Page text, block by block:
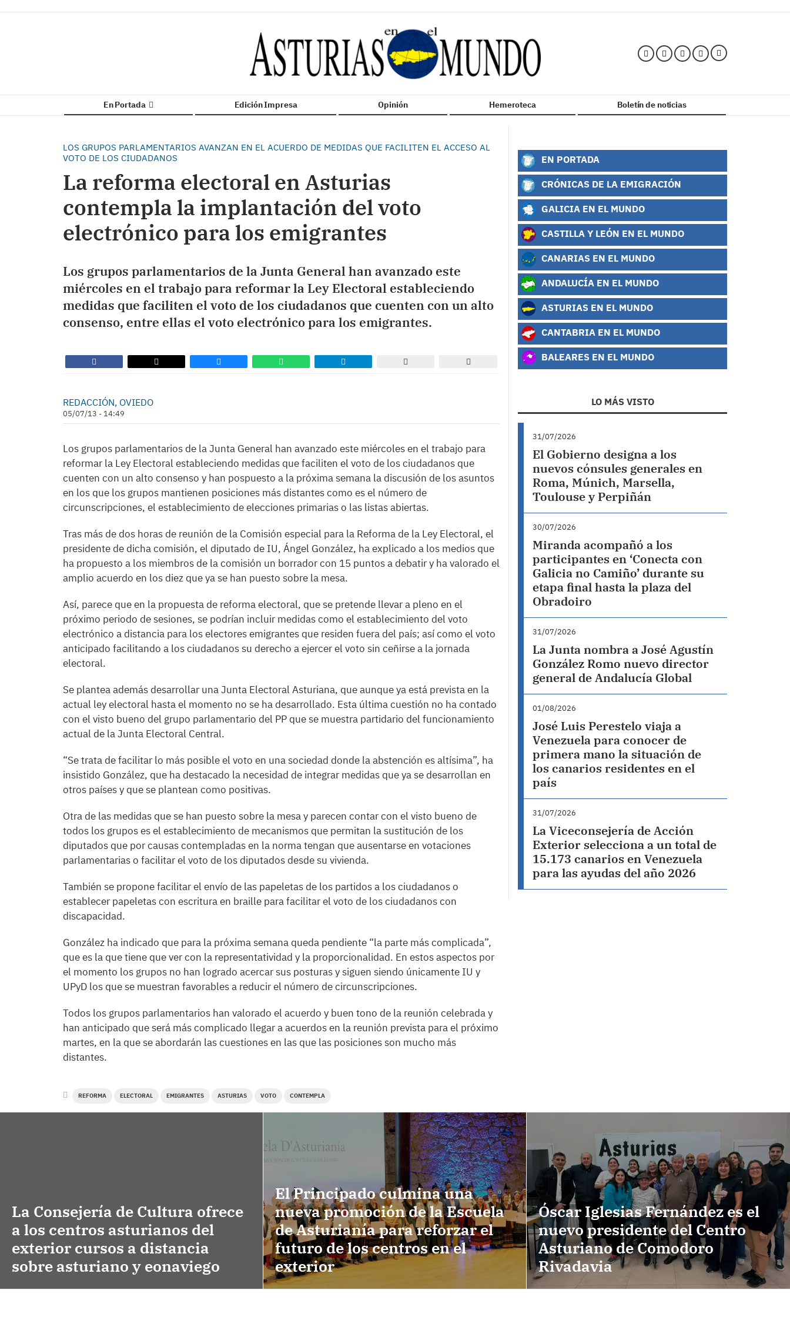
En Portada Edición Impresa Opinión Hemeroteca Boletín de noticias
LOS GRUPOS PARLAMENTARIOS AVANZAN EN EL ACUERDO DE MEDIDAS QUE FACILITEN EL ACCESO AL
VOTO DE LOS CIUDADANOS
La reforma electoral en Asturias
contempla la implantación del voto
electrónico para los emigrantes
Los grupos parlamentarios de la Junta General han avanzado este
miércoles en el trabajo para reformar la Ley Electoral estableciendo
medidas que faciliten el voto de los ciudadanos que cuenten con un alto
consenso, entre ellas el voto electrónico para los emigrantes.
REDACCIÓN, OVIEDO
05/07/13 - 14:49
Los grupos parlamentarios de la Junta General han avanzado este miércoles en el trabajo para
reformar la Ley Electoral estableciendo medidas que faciliten el voto de los ciudadanos que
cuenten con un alto consenso y han pospuesto a la próxima semana la discusión de los asuntos
en los que los grupos mantienen posiciones más distantes como es el número de
circunscripciones, el establecimiento de elecciones primarias o las listas abiertas.
Tras más de dos horas de reunión de la Comisión especial para la Reforma de la Ley Electoral, el
presidente de dicha comisión, el diputado de IU, Ángel González, ha explicado a los medios que
ha propuesto a los miembros de la comisión un borrador con 15 puntos a debatir y ha valorado el
amplio acuerdo en los diez que ya se han puesto sobre la mesa.
Así, parece que en la propuesta de reforma electoral, que se pretende llevar a pleno en el
próximo periodo de sesiones, se podrían incluir medidas como el establecimiento del voto
electrónico a distancia para los electores emigrantes que residen fuera del país; así como el voto
anticipado facilitando a los ciudadanos su derecho a ejercer el voto sin ceñirse a la jornada
electoral.
Se plantea además desarrollar una Junta Electoral Asturiana, que aunque ya está prevista en la
actual ley electoral hasta el momento no se ha desarrollado. Esta última cuestión no ha contado
con el visto bueno del grupo parlamentario del PP que se muestra partidario del funcionamiento
actual de la Junta Electoral Central.
“Se trata de facilitar lo más posible el voto en una sociedad donde la abstención es altísima”, ha
insistido González, que ha destacado la necesidad de integrar medidas que ya se desarrollan en
otros países y que se plantean como positivas.
Otra de las medidas que se han puesto sobre la mesa y parecen contar con el visto bueno de
todos los grupos es el establecimiento de mecanismos que permitan la sustitución de los
diputados que por causas contempladas en la norma tengan que ausentarse en votaciones
parlamentarias o facilitar el voto de los diputados desde su vivienda.
También se propone facilitar el envío de las papeletas de los partidos a los ciudadanos o
establecer papeletas con escritura en braille para facilitar el voto de los ciudadanos con
discapacidad.
González ha indicado que para la próxima semana queda pendiente “la parte más complicada”,
que es la que tiene que ver con la representatividad y la proporcionalidad. En estos aspectos por
el momento los grupos no han logrado acercar sus posturas y siguen siendo únicamente IU y
UPyD los que se muestran favorables a reducir el número de circunscripciones.
Todos los grupos parlamentarios han valorado el acuerdo y buen tono de la reunión celebrada y
han anticipado que será más complicado llegar a acuerdos en la reunión prevista para el próximo
martes, en la que se abordarán las cuestiones en las que las posiciones son mucho más
distantes.
REFORMA ELECTORAL EMIGRANTES ASTURIAS VOTO CONTEMPLA
EN PORTADA
CRÓNICAS DE LA EMIGRACIÓN
GALICIA EN EL MUNDO
CASTILLA Y LEÓN EN EL MUNDO
CANARIAS EN EL MUNDO
ANDALUCÍA EN EL MUNDO
ASTURIAS EN EL MUNDO
CANTABRIA EN EL MUNDO
BALEARES EN EL MUNDO
LO MÁS VISTO
31/07/2026
El Gobierno designa a los
nuevos cónsules generales en
Roma, Múnich, Marsella,
Toulouse y Perpiñán
30/07/2026
Miranda acompañó a los
participantes en ‘Conecta con
Galicia no Camiño’ durante su
etapa final hasta la plaza del
Obradoiro
31/07/2026
La Junta nombra a José Agustín
González Romo nuevo director
general de Andalucía Global
01/08/2026
José Luis Perestelo viaja a
Venezuela para conocer de
primera mano la situación de
los canarios residentes en el
país
31/07/2026
La Viceconsejería de Acción
Exterior selecciona a un total de
15.173 canarios en Venezuela
para las ayudas del año 2026
La Consejería de Cultura ofrece
a los centros asturianos del
exterior cursos a distancia
sobre asturiano y eonaviego
El Principado culmina una
nueva promoción de la Escuela
de Asturianía para reforzar el
futuro de los centros en el
exterior
Óscar Iglesias Fernández es el
nuevo presidente del Centro
Asturiano de Comodoro
Rivadavia